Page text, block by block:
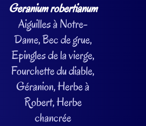
Geranium robertianum
Aiguilles à Notre-
Dame, Bec de grue,
Epingles de la vierge,
Fourchette du diable,
Géranion, Herbe à
Robert, Herbe
chancrée